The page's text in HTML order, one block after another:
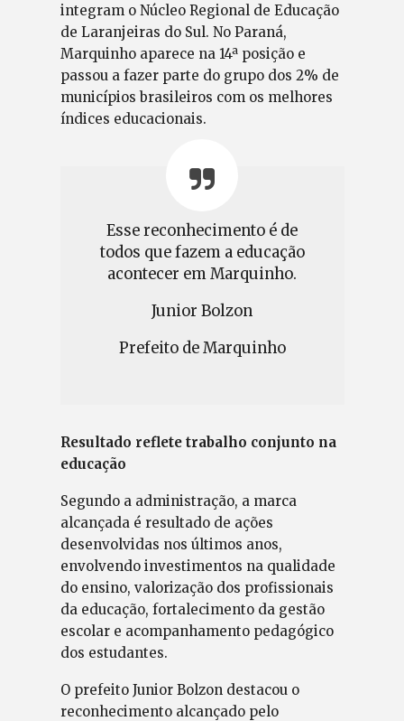
integram o Núcleo Regional de Educação
de Laranjeiras do Sul. No Paraná,
Marquinho aparece na 14ª posição e
passou a fazer parte do grupo dos 2% de
municípios brasileiros com os melhores
índices educacionais.
Esse reconhecimento é de
todos que fazem a educação
acontecer em Marquinho.
Junior Bolzon
Prefeito de Marquinho
Resultado reflete trabalho conjunto na
educação
Segundo a administração, a marca
alcançada é resultado de ações
desenvolvidas nos últimos anos,
envolvendo investimentos na qualidade
do ensino, valorização dos profissionais
da educação, fortalecimento da gestão
escolar e acompanhamento pedagógico
dos estudantes.
O prefeito Junior Bolzon destacou o
reconhecimento alcançado pelo